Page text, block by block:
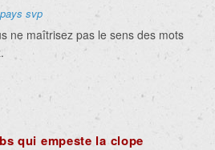
svp
ne maîtrisez pas le sens des mots
qui empeste la clope